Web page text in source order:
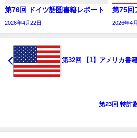
第76回 ドイツ語圏書籍レポート
2026年4月22日
第75回
2026年4
第32回 【1】アメリカ書
第23回 特許